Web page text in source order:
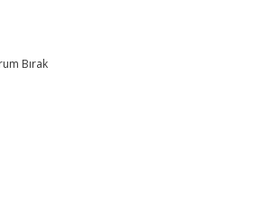
Bırak